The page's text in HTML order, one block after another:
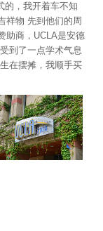
，我开着车不知
祥物 先到他们的周
助商，UCLA是安德
到了一点学术气息
在摆摊，我顺手买
并不多~ 发现一只
向我扑过来了~ 上
爱一点~